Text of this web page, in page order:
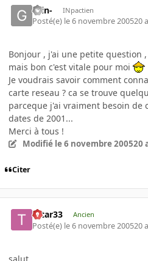
-Gin- INpactien
Posté(e) le 6 novembre 200520 a
Bonjour , j'ai une petite question
mais bon c'est vitale pour moi
Je voudrais savoir comment
carte reseau ? ca se trouve
parceque j'ai vraiment besoin de
dates de 2001...
Merci à tous !
Modifié le 6 novembre 200520
Citer
tatar33 Ancien
Posté(e) le 6 novembre 200520 a
salut